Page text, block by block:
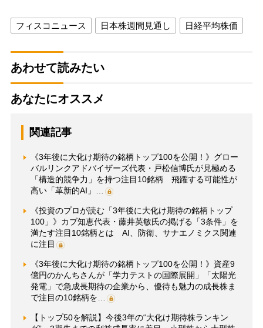
フィスコニュース 日本株週間見通し 日経平均株価
あわせて読みたい
あなたにオススメ
関連記事
《3年後に大化け期待の銘柄トップ100を公開！》グロー
バルリンクアドバイザーズ代表・戸松信博氏が見極める
「構造的競争力」を持つ注目10銘柄 飛躍する可能性が
高い「革新的AI」…
《投資のプロが読む「3年後に大化け期待の銘柄トップ
100」》カブ知恵代表・藤井英敏氏の掲げる「3条件」を
満たす注目10銘柄とは AI、防衛、サナエノミクス関連
に注目
《3年後に大化け期待の銘柄トップ100を公開！》資産9
億円のかんちさんが「学力テストの国際展開」「太陽光
発電」で急成長期待の企業から、優待も魅力の成長株ま
で注目の10銘柄を…
【トップ50を解説】今後3年の“大化け期待株ランキン